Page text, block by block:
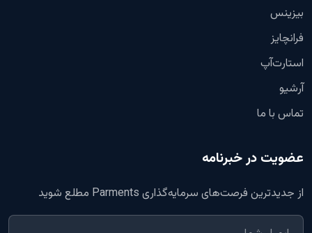
بیزینس
فرانچایز
استارت‌آپ
آرشیو
تماس با ما
عضویت در خبرنامه
از جدیدترین فرصت‌های سرمایه‌گذاری Parments مطلع شوید